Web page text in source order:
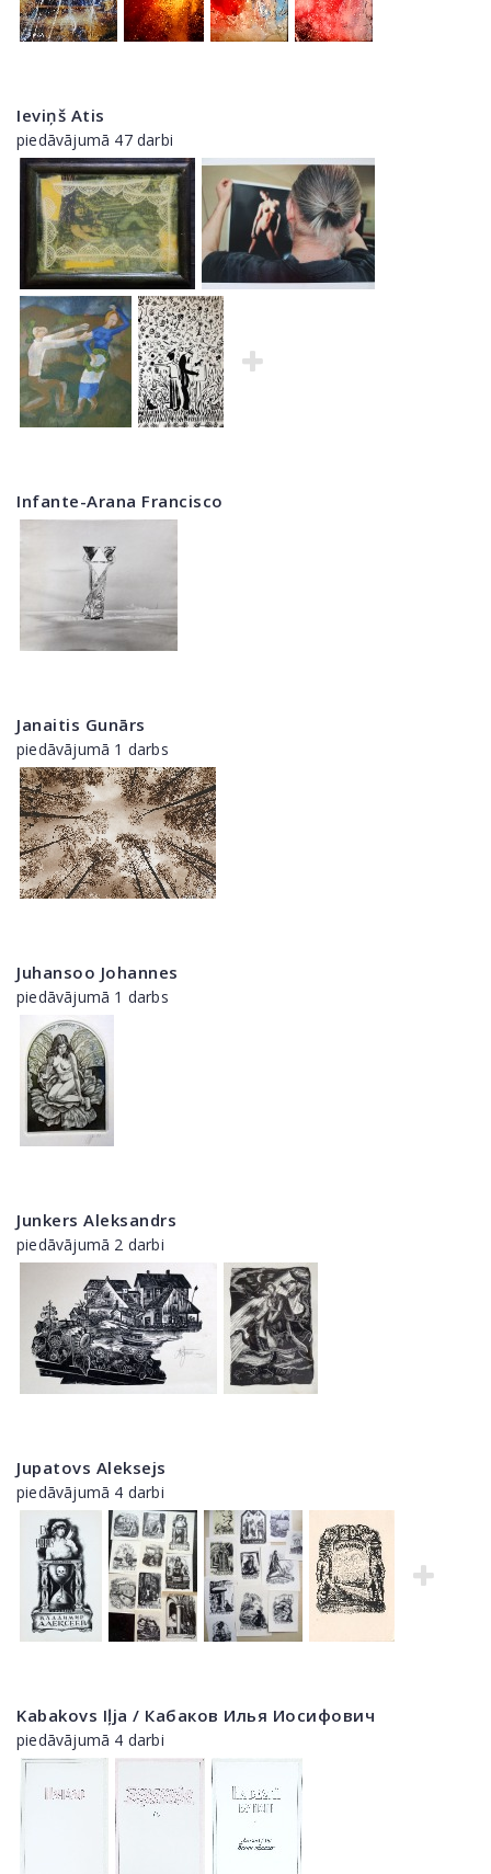
Ieviņš Atis
piedāvājumā 47 darbi
Infante-Arana Francisco
Janaitis Gunārs
piedāvājumā 1 darbs
Juhansoo Johannes
piedāvājumā 1 darbs
Junkers Aleksandrs
piedāvājumā 2 darbi
Jupatovs Aleksejs
piedāvājumā 4 darbi
Kabakovs Iļja / Кабаков Илья Иосифович
piedāvājumā 4 darbi